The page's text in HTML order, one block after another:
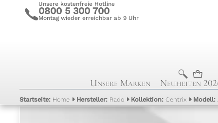
c
Unsere kostenfreie Hotline
0800 5 300 700
Montag wieder erreichbar ab 9 Uhr
b n
Unsere Marken Neuheiten
Startseite: Home Hersteller: Rado Kollektion: Centrix Modell: